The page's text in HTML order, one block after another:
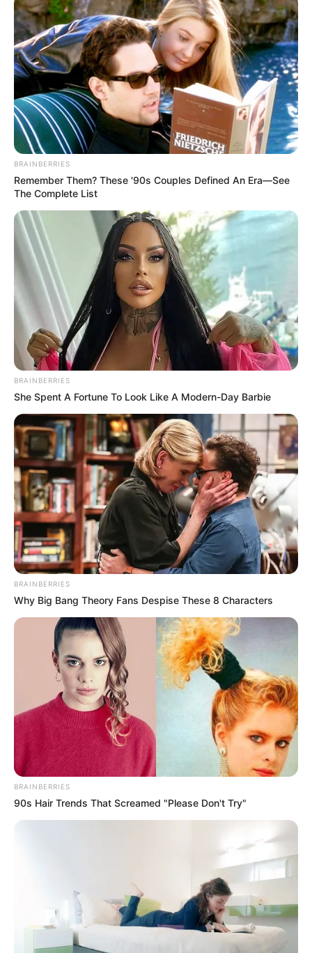
ในดวงชะตาชาว ราศีธนู มีดาวเจ้าเรือนการเงินคือดาวเสาร์
หรือเรียกว่ากดุมภะ กดุมภะโคจรเป็นมหาอุตมาเกือบ 2 ปี
เต็ม และดาวเสาร์ซึ่งเป็นดาวเจ้าเรือนโคจรโดดเด่นไปสิ้น
สุด วันที่ 26 พ.ย. 2557 แปลว่า นี่คือโอกาสในช่วงเวลาของ
ความรวยที่จะเกิดขึ้นกับคนที่เกิดใน ราศีธนู และในห้วงช่วง
เดือน ก.พ. 2557 ถึง มี.ค. 2557 ดาวศุกร์ซึ่งเป็นดาว
ตัวแทนของการเงิน ตัวแทนความรัก ความมั่นคั่ง โคจร
ย้อนวิถีกลับมาเรือนการเงิน คือกดุมภะก็แปลว่า ชาว ราศี
ธนู มีโอการร่ำรวยโชคดี มีความสุขฉับพลัน โอกาสที่เหมือน
หลุดมือไปแล้วนั้นจะกลับคืนมา
ขอบคุณข้อมูลจากรายการ ศึก 12 ราศี
ดวงร่ำรวย ดูดวง ดูดวง 12 ราศี รวยไม่ทันตั้งตัว ร่ำรวย
ABOUT THE AUTHOR
เจ้าหมอดู
เนื้อหาที่ได้รับการโปรโมต
Why this ordinary drink is the secret to feeling
your best every day
BRAINBERRIES
Remember Them? These '90s Couples Defined An Era—See
The Complete List
BRAINBERRIES
She Spent A Fortune To Look Like A Modern-Day Barbie
BRAINBERRIES
Why Big Bang Theory Fans Despise These 8 Characters
BRAINBERRIES
90s Hair Trends That Screamed "Please Don't Try"